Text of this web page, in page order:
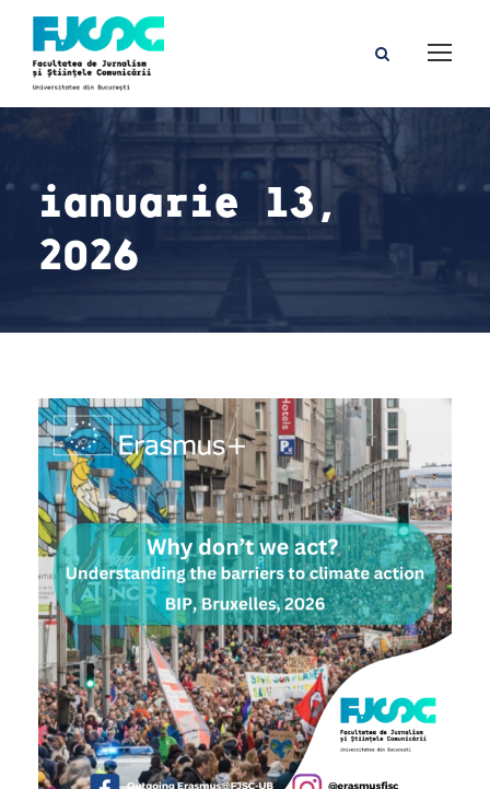
ianuarie 13,
2026